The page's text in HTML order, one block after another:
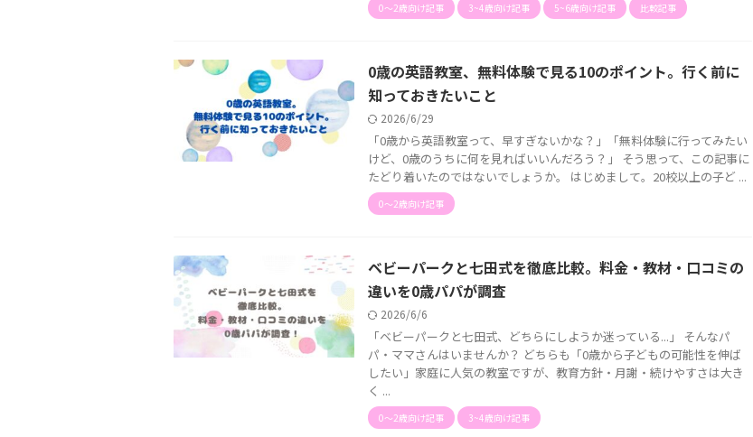
0〜2歳向け記事 3~4歳向け記事 5~6歳向け記事 比較記事
0歳の英語教室、無料体験で見る10のポイント。行く前に
知っておきたいこと
2026/6/29
「0歳から英語教室って、早すぎないかな？」「無料体験に行ってみたい
けど、0歳のうちに何を見ればいいんだろう？」 そう思って、この記事に
たどり着いたのではないでしょうか。 はじめまして。20校以上の子ど ...
0〜2歳向け記事
ベビーパークと七田式を徹底比較。料金・教材・口コミの
違いを0歳パパが調査
2026/6/6
「ベビーパークと七田式、どちらにしようか迷っている...」 そんなパ
パ・ママさんはいませんか？ どちらも「0歳から子どもの可能性を伸ば
したい」家庭に人気の教室ですが、教育方針・月謝・続けやすさは大き
く ...
0〜2歳向け記事 3~4歳向け記事